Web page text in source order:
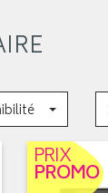
PRIX
PROMO